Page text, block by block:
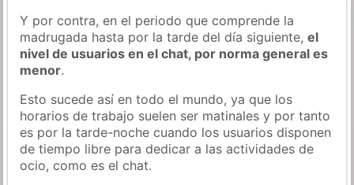
Y por contra, en el periodo que comprende la
madrugada hasta por la tarde del día siguiente,el
nivel de usuarios en el chat, por norma general es
menor.
Esto sucede así en todo el mundo, ya que los
horarios de trabajo suelen ser matinales y por tanto
es por la tarde-noche cuando los usuarios disponen
de tiempo libre para dedicar a las actividades de
ocio, como es el chat.